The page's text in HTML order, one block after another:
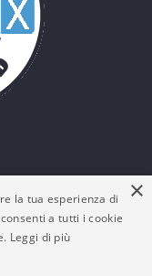
×
la tua esperienza di
a tutti i cookie
Leggi di più